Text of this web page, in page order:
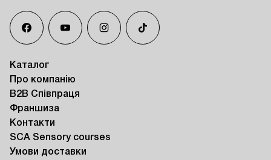
Каталог
Про компанію
B2B Співпраця
Франшиза
Контакти
SCA Sensory courses
Умови доставки